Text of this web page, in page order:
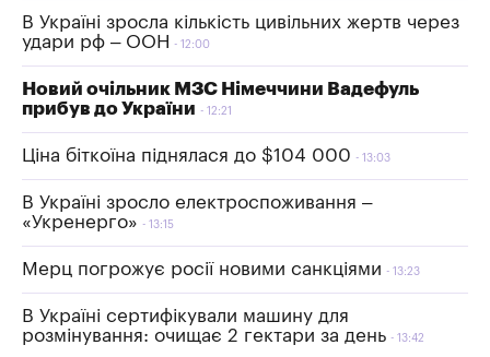
В Україні зросла кількість цивільних жертв через
удари рф – ООН
12:00
Новий очільник МЗС Німеччини Вадефуль
прибув до України
12:21
Ціна біткоїна піднялася до $104 000 13:03
В Україні зросло електроспоживання –
«Укренерго»
13:15
Мерц погрожує росії новими санкціями 13:23
В Україні сертифікували машину для
розмінування: очищає 2 гектари за день
13:42